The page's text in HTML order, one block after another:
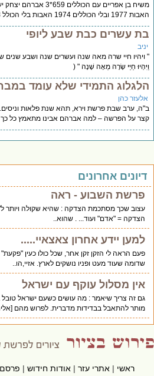
משיח בן אפריים עם הכוללים
1974 האבות בלי הכולל 658*3 המעיד על סימן שכ"ט, סעיף ו
עשרים כבת שבע ליופי
חיי שרה מאה שנה ועשרים שנה ושבע שנים
חַיֵּי שָׂרָה מֵאָה שָׁנָה " (
התמידי שלא עומד
כהן
ערב שבת פרשת וירא, תהא שנת פלאות וניסים.
על הפרשה – למה אברהם אבינו מתאמץ כל כך
אחרונים
פרשת השבוע - ראה
עצוב שכך מסתכמת הצדקה : שהיא שקולה ויותר
הצדקה = "אדם" ועוד... . שהוא..
למען יידע אחרון צאצאיי.....
פעם הראה לי הזקן זקן אחר, שכל כולו כעין "פקעת"
שדומה שעוד מעט ופניו נושקים לארץ. אזיי,הו..
אין מסלול עוקף עם ישראל
גם זה צריך שיאמר : מה עושים כשעם ישראל טובל
מותר להתאבל בבדידות מדברית. לפרוש מהם [אליהו
ראשי|אתרי עזר|אודות חידוש|פרסם